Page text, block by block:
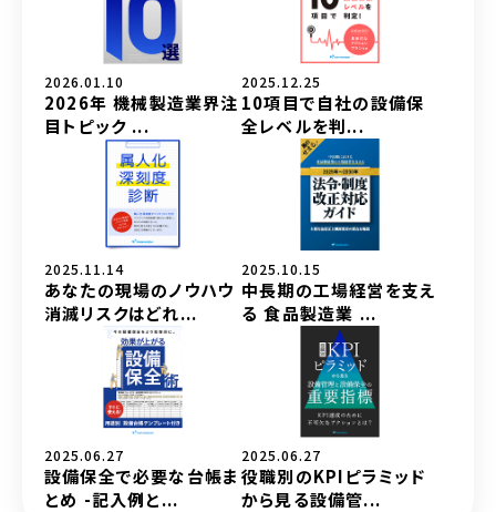
2026.01.10
2026年 機械製造業界注
目トピック ...
2025.12.25
10項目で自社の設備保
全レベルを判...
2025.11.14
あなたの現場のノウハウ
消滅リスクはどれ...
2025.10.15
中長期の工場経営を支え
る 食品製造業 ...
2025.06.27
設備保全で必要な台帳ま
とめ -記入例と...
2025.06.27
役職別のKPIピラミッド
から見る設備管...